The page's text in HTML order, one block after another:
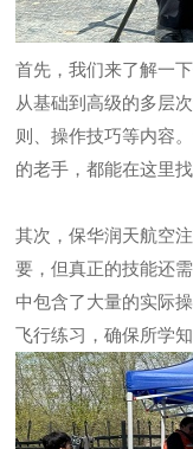
首先，我们来了解一
从基础到高级的多层
则、操作技巧等内容
的老手，都能在这里
其次，保华润天航空
要，但真正的技能还
中包含了大量的实际
飞行练习，确保所学